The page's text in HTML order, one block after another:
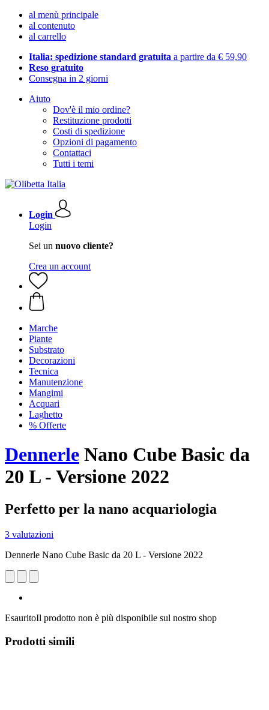
al menù principale
al contenuto
al carrello
Italia: spedizione standard gratuita a partire da € 59,90
Reso gratuito
Consegna in 2 giorni
Aiuto
Dov'è il mio ordine?
Restituzione prodotti
Costi di spedizione
Opzioni di pagamento
Contattaci
Tutti i temi
Login
Login
Sei un nuovo cliente?
Crea un account
Marche
Piante
Substrato
Decorazioni
Tecnica
Manutenzione
Mangimi
Acquari
Laghetto
% Offerte
Dennerle Nano Cube Basic da
20 L - Versione 2022
Perfetto per la nano acquariologia
3 valutazioni
Dennerle Nano Cube Basic da 20 L - Versione 2022
EsauritoIl prodotto non è più disponibile sul nostro shop
Prodotti simili